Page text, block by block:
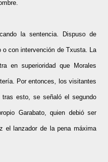
la sentencia. Dispuso de
con intervención de Txusta. La
en superioridad que Morales
Por entonces, los visitantes
esto, se señaló el segundo
Garabato, quien debió ser
el lanzador de la pena máxima